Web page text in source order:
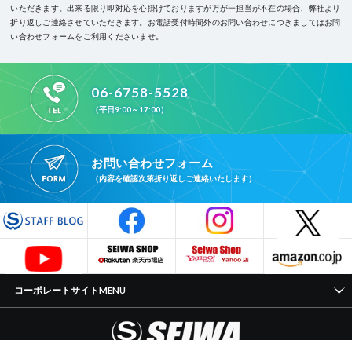
いただきます。出来る限り即対応を心掛けておりますが万が一担当が不在の場合、弊社より
折り返しご連絡させていただきます。
お電話受付時間外のお問い合わせにつきましてはお問
い合わせフォームをご利用くださいませ。
06-6758-5528
（平日9:00～17:00）
お問い合わせフォーム
（内容を確認次第折り返しご連絡いたします）
コーポレートサイトMENU